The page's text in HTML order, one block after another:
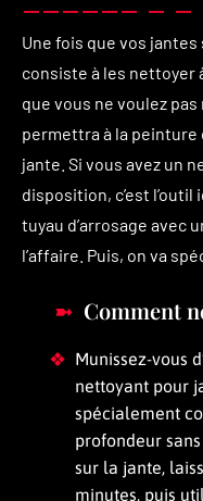
Une fois que vos
consiste à les nettoyer
que vous ne voulez
permettra à la peinture
jante. Si vous avez un
disposition, c’est
tuyau d’arrosage avec
l’affaire. Puis, on va
Comment
Munissez-vous
nettoyant pour
spécialement
profondeur
sur la jante,
minutes, puis